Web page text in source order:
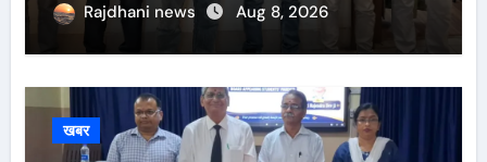
Rajdhani news Aug 8, 2026
खबर